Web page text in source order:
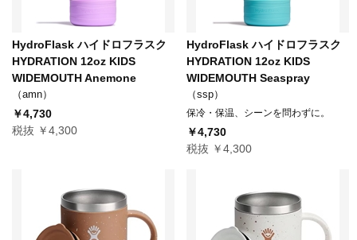
HydroFlask ハイドロフラスク
HYDRATION 12oz KIDS
WIDEMOUTH Anemone
（amn）
￥4,730
税抜 ￥4,300
HydroFlask ハイドロフラスク
HYDRATION 12oz KIDS
WIDEMOUTH Seaspray
（ssp）
保冷・保温、シーンを問わずに。
￥4,730
税抜 ￥4,300